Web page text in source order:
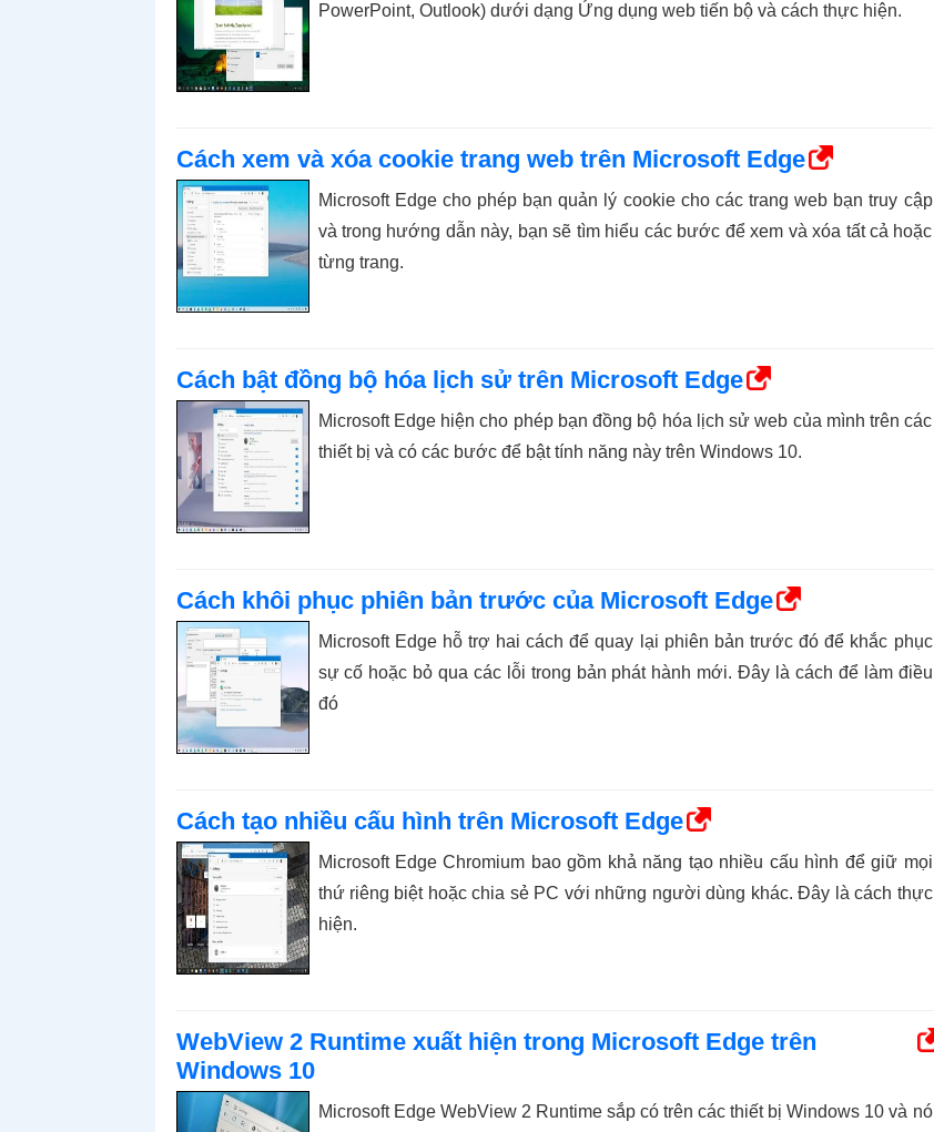
PowerPoint, Outlook) dưới dạng Ứng dụng web tiến bộ và cách thực hiện.
Cách xem và xóa cookie trang web trên Microsoft Edge
Microsoft Edge cho phép bạn quản lý cookie cho các trang web bạn truy cập
và trong hướng dẫn này, bạn sẽ tìm hiểu các bước để xem và xóa tất cả hoặc
từng trang.
Cách bật đồng bộ hóa lịch sử trên Microsoft Edge
Microsoft Edge hiện cho phép bạn đồng bộ hóa lịch sử web của mình trên các
thiết bị và có các bước để bật tính năng này trên Windows 10.
Cách khôi phục phiên bản trước của Microsoft Edge
Microsoft Edge hỗ trợ hai cách để quay lại phiên bản trước đó để khắc phục
sự cố hoặc bỏ qua các lỗi trong bản phát hành mới. Đây là cách để làm điều
đó
Cách tạo nhiều cấu hình trên Microsoft Edge
Microsoft Edge Chromium bao gồm khả năng tạo nhiều cấu hình để giữ mọi
thứ riêng biệt hoặc chia sẻ PC với những người dùng khác. Đây là cách thực
hiện.
WebView 2 Runtime xuất hiện trong Microsoft Edge trên
Windows 10
Microsoft Edge WebView 2 Runtime sắp có trên các thiết bị Windows 10 và nó